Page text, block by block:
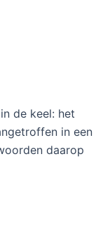
de keel: het
in een
daarop